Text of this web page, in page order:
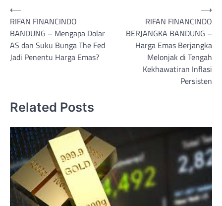
Post
navigation
⟵
RIFAN FINANCINDO
BANDUNG – Mengapa Dolar
AS dan Suku Bunga The Fed
Jadi Penentu Harga Emas?
RIFAN FINANCINDO
BERJANGKA BANDUNG –
Harga Emas Berjangka
Melonjak di Tengah
Kekhawatiran Inflasi
Persisten
⟶
Related Posts